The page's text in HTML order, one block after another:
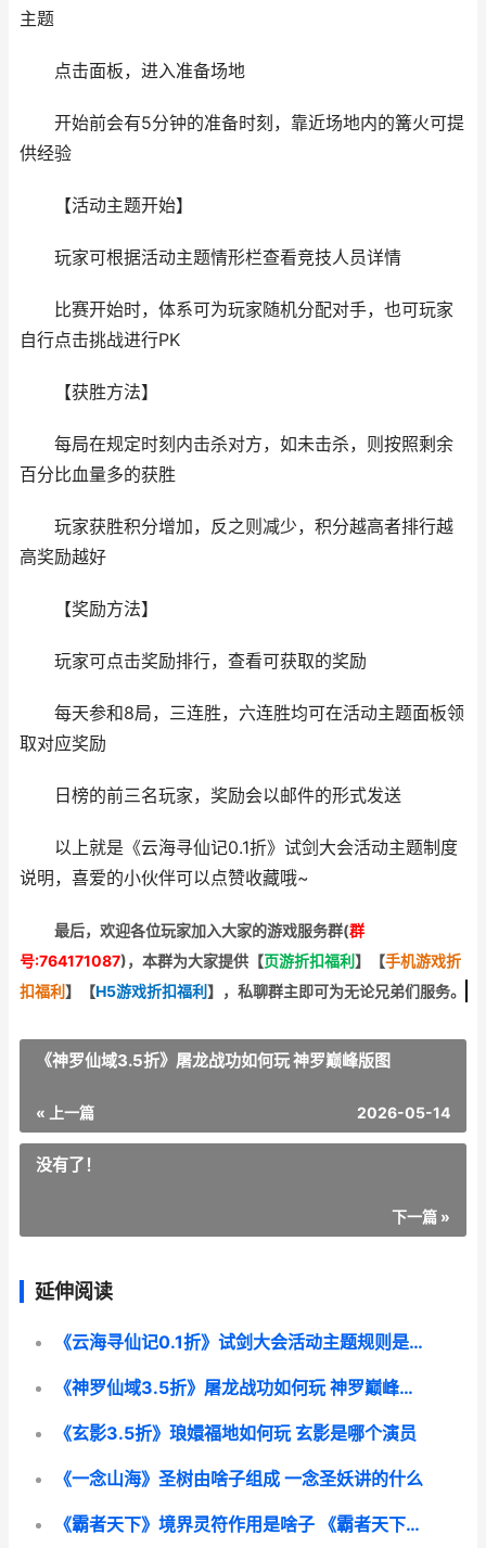
主题
点击面板，进入准备场地
开始前会有5分钟的准备时刻，靠近场地内的篝火可提
供经验
【活动主题开始】
玩家可根据活动主题情形栏查看竞技人员详情
比赛开始时，体系可为玩家随机分配对手，也可玩家
自行点击挑战进行PK
【获胜方法】
每局在规定时刻内击杀对方，如未击杀，则按照剩余
百分比血量多的获胜
玩家获胜积分增加，反之则减少，积分越高者排行越
高奖励越好
【奖励方法】
玩家可点击奖励排行，查看可获取的奖励
每天参和8局，三连胜，六连胜均可在活动主题面板领
取对应奖励
日榜的前三名玩家，奖励会以邮件的形式发送
以上就是《云海寻仙记0.1折》试剑大会活动主题制度
说明，喜爱的小伙伴可以点赞收藏哦~
最后，欢迎各位玩家加入大家的游戏服务群(群
号:764171087)，本群为大家提供【页游折扣福利 】 【手机游戏折
扣福利 】 【H5游戏折扣福利 】 ，私聊群主即可为无论兄弟们服务。
《神罗仙域3.5折》屠龙战功如何玩 神罗巅峰版图
« 上一篇 2026-05-14
没有了！
下一篇 »
延伸阅读
《云海寻仙记0.1折》试剑大会活动主题规则是啥子 云海仙踪贴吧
《神罗仙域3.5折》屠龙战功如何玩 神罗巅峰版图
《玄影3.5折》琅嬛福地如何玩 玄影是哪个演员
《一念山海》圣树由啥子组成 一念圣妖讲的什么
《霸者天下》境界灵符作用是啥子 《霸者天下》境界划分